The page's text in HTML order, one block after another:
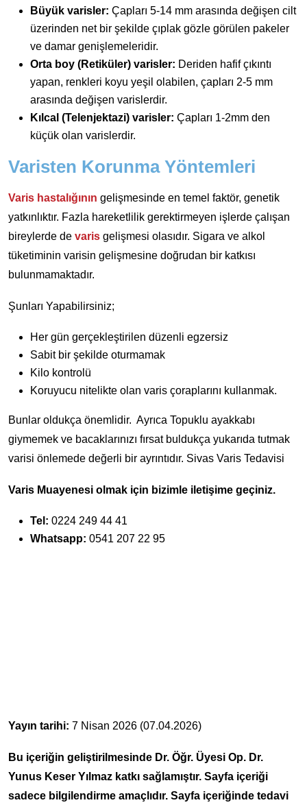
Büyük varisler: Çapları 5-14 mm arasında değişen cilt
üzerinden net bir şekilde çıplak gözle görülen pakeler
ve damar genişlemeleridir.
Orta boy (Retiküler) varisler: Deriden hafif çıkıntı
yapan, renkleri koyu yeşil olabilen, çapları 2-5 mm
arasında değişen varislerdir.
Kılcal (Telenjektazi) varisler: Çapları 1-2mm den
küçük olan varislerdir.
Varisten Korunma Yöntemleri
Varis hastalığının gelişmesinde en temel faktör, genetik
yatkınlıktır. Fazla hareketlilik gerektirmeyen işlerde çalışan
bireylerde de varis gelişmesi olasıdır. Sigara ve alkol
tüketiminin varisin gelişmesine doğrudan bir katkısı
bulunmamaktadır.
Şunları Yapabilirsiniz;
Her gün gerçekleştirilen düzenli egzersiz
Sabit bir şekilde oturmamak
Kilo kontrolü
Koruyucu nitelikte olan varis çoraplarını kullanmak.
Bunlar oldukça önemlidir. Ayrıca Topuklu ayakkabı
giymemek ve bacaklarınızı fırsat buldukça yukarıda tutmak
varisi önlemede değerli bir ayrıntıdır. Sivas Varis Tedavisi
Varis Muayenesi olmak için bizimle iletişime geçiniz.
Tel: 0224 249 44 41
Whatsapp: 0541 207 22 95
Yayın tarihi: 7 Nisan 2026 (07.04.2026)
Bu içeriğin geliştirilmesinde Dr. Öğr. Üyesi Op. Dr.
Yunus Keser Yılmaz katkı sağlamıştır. Sayfa içeriği
sadece bilgilendirme amaçlıdır. Sayfa içeriğinde tedavi